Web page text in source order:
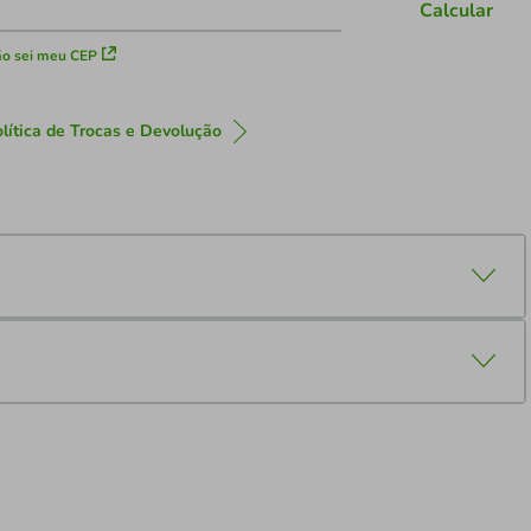
sei meu CEP
Calcular
de Trocas e Devolução